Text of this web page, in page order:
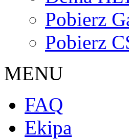
Pobierz
Pobierz
MENU
FAQ
Ekipa